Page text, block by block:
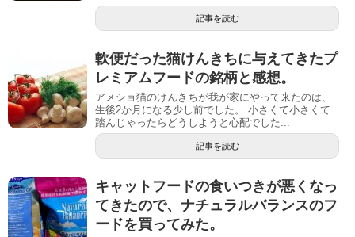
記事を読む
軟便だった猫けんきちに与えてきたプ
レミアムフードの銘柄と感想。
アメショ猫のけんきちが我が家にやって来たのは、
生後2か月になる少し前でした。 小さくて小さくて
踏んじゃったらどうしようと心配でした...
記事を読む
キャットフードの食いつきが悪くなっ
てきたので、ナチュラルバランスのフ
ードを買ってみた。